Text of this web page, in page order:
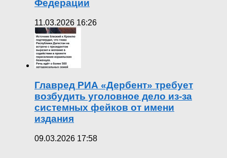
Федерации
11.03.2026 16:26
Главред РИА «Дербент» требует
возбудить уголовное дело из-за
системных фейков от имени
издания
09.03.2026 17:58